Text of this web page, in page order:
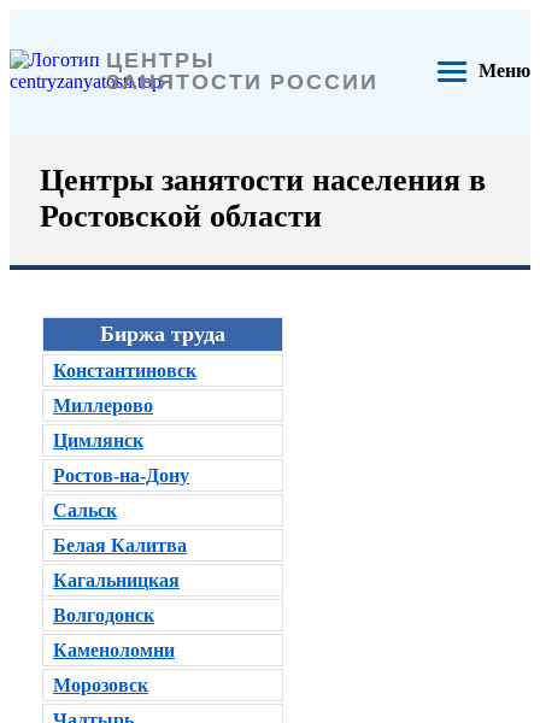
ЦЕНТРЫ
ЗАНЯТОСТИ РОССИИ Меню
Центры занятости населения в
Ростовской области
Биржа труда
Константиновск
Миллерово
Цимлянск
Ростов-на-Дону
Сальск
Белая Калитва
Кагальницкая
Волгодонск
Каменоломни
Морозовск